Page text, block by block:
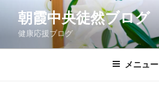
ン
朝霞中央徒然ブログ
健康応援ブログ
メニュー